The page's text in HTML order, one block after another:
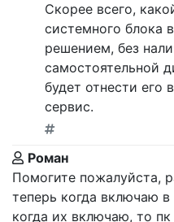
Скорее всего,
системного блока
решением, без
самостоятельной
будет отнести его
сервис.
Роман
Помогите пожалуйста,
теперь когда включаю
когда их включаю, то